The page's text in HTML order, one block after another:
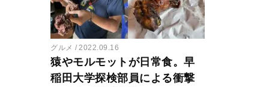
グルメ 2022.09.16
猿やモルモットが日常食。早
稲田大学探検部員による衝撃